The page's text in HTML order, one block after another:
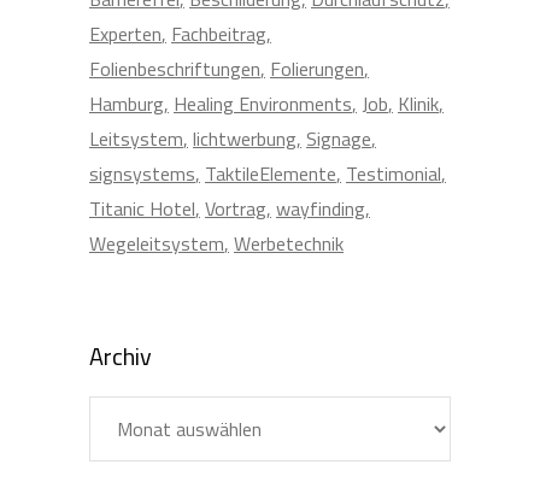
Experten Fachbeitrag
Folienbeschriftungen Folierungen
Hamburg Healing Environments Job Klinik
Leitsystem lichtwerbung Signage
signsystems TaktileElemente Testimonial
Titanic Hotel Vortrag wayfinding
Wegeleitsystem Werbetechnik
Archiv